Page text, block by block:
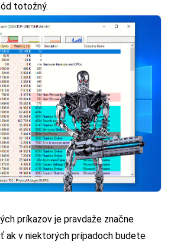
totožný.
príkazov je pravdaže značne
ak v niektorých prípadoch budete